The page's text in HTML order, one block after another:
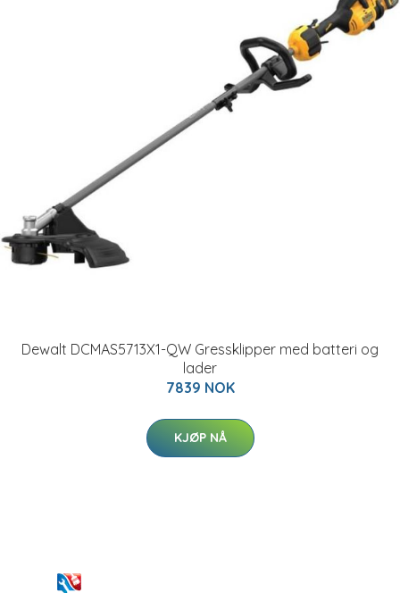
Dewalt DCMAS5713X1-QW Gressklipper med batteri og
lader
7839 NOK
KJØP NÅ